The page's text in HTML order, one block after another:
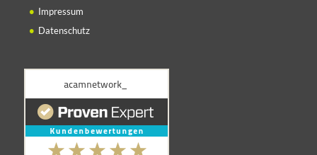
Impressum
Datenschutz